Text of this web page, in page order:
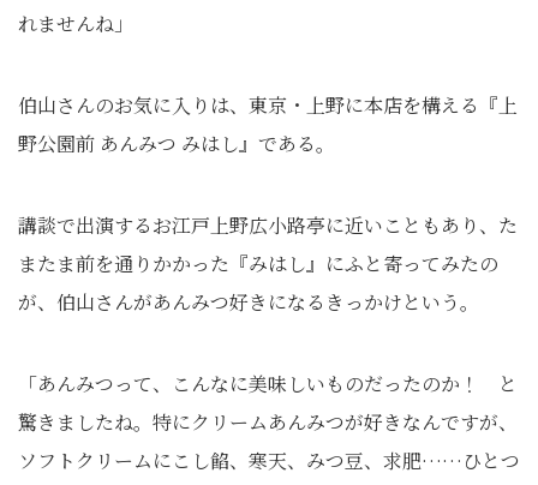
れませんね」
伯山さんのお気に入りは、東京・上野に本店を構える『上
野公園前 あんみつ みはし』である。
講談で出演するお江戸上野広小路亭に近いこともあり、た
またま前を通りかかった『みはし』にふと寄ってみたの
が、伯山さんがあんみつ好きになるきっかけという。
「あんみつって、こんなに美味しいものだったのか！ と
驚きましたね。特にクリームあんみつが好きなんですが、
ソフトクリームにこし餡、寒天、みつ豆、求肥……ひとつ